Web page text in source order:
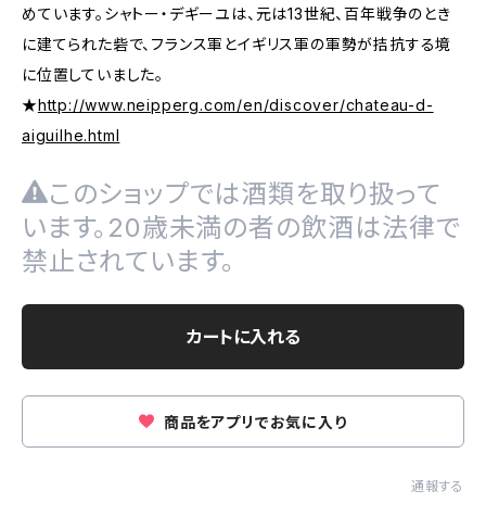
めています。シャトー・デギーユは、元は13世紀、百年戦争のとき
に建てられた砦で、フランス軍とイギリス軍の軍勢が拮抗する境
に位置していました。
★http://www.neipperg.com/en/discover/chateau-d-
aiguilhe.html
このショップでは酒類を取り扱って
います。20歳未満の者の飲酒は法律で
禁止されています。
カートに入れる
商品をアプリでお気に入り
通報する